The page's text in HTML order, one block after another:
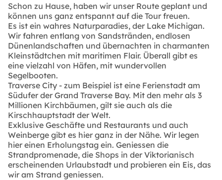
Schon zu Hause, haben wir unser Route geplant und
können uns ganz entspannt auf die Tour freuen.
Es ist ein wahres Naturparadies, der Lake Michigan.
Wir fahren entlang von Sandstränden, endlosen
Dünenlandschaften und übernachten in charmanten
Kleinstädtchen mit maritimen Flair. Überall gibt es
eine vielzahl von Häfen, mit wundervollen
Segelbooten.
Traverse City - zum Beispiel ist eine Ferienstadt am
Südufer der Grand Traverse Bay. Mit den mehr als 3
Millionen Kirchbäumen, gilt sie auch als die
Kirschhauptstadt der Welt.
Exklusive Geschäfte und Restaurants und auch
Weinberge gibt es hier ganz in der Nähe. Wir legen
hier einen Erholungstag ein. Geniessen die
Strandpromenade, die Shops in der Viktorianisch
erscheinenden Urlaubstadt und probieren ein Eis, das
wir am Strand geniessen.